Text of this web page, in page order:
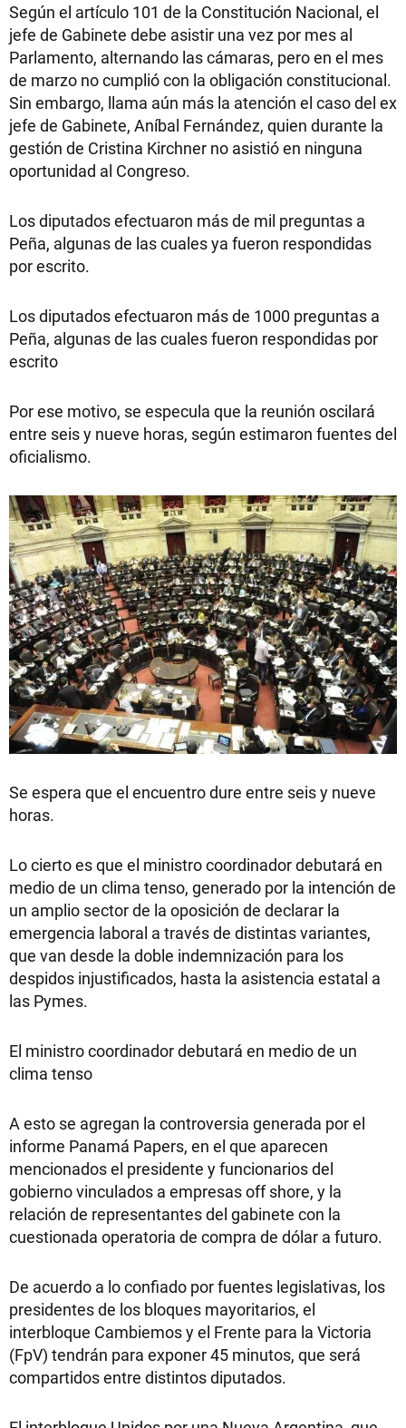
Según el artículo 101 de la Constitución Nacional, el
jefe de Gabinete debe asistir una vez por mes al
Parlamento, alternando las cámaras, pero en el mes
de marzo no cumplió con la obligación constitucional.
Sin embargo, llama aún más la atención el caso del ex
jefe de Gabinete, Aníbal Fernández, quien durante la
gestión de Cristina Kirchner no asistió en ninguna
oportunidad al Congreso.
Los diputados efectuaron más de mil preguntas a
Peña, algunas de las cuales ya fueron respondidas
por escrito.
Los diputados efectuaron más de 1000 preguntas a
Peña, algunas de las cuales fueron respondidas por
escrito
Por ese motivo, se especula que la reunión oscilará
entre seis y nueve horas, según estimaron fuentes del
oficialismo.
Se espera que el encuentro dure entre seis y nueve
horas.
Lo cierto es que el ministro coordinador debutará en
medio de un clima tenso, generado por la intención de
un amplio sector de la oposición de declarar la
emergencia laboral a través de distintas variantes,
que van desde la doble indemnización para los
despidos injustificados, hasta la asistencia estatal a
las Pymes.
El ministro coordinador debutará en medio de un
clima tenso
A esto se agregan la controversia generada por el
informe Panamá Papers, en el que aparecen
mencionados el presidente y funcionarios del
gobierno vinculados a empresas off shore, y la
relación de representantes del gabinete con la
cuestionada operatoria de compra de dólar a futuro.
De acuerdo a lo confiado por fuentes legislativas, los
presidentes de los bloques mayoritarios, el
interbloque Cambiemos y el Frente para la Victoria
(FpV) tendrán para exponer 45 minutos, que será
compartidos entre distintos diputados.